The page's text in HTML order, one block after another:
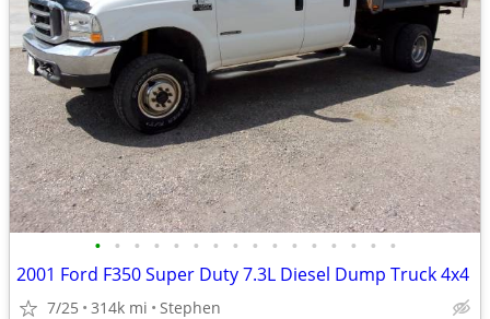
• • • • • • • • • • • • • • • •
2001 Ford F350 Super Duty 7.3L Diesel Dump Truck 4x4
7/25 314k mi Stephen